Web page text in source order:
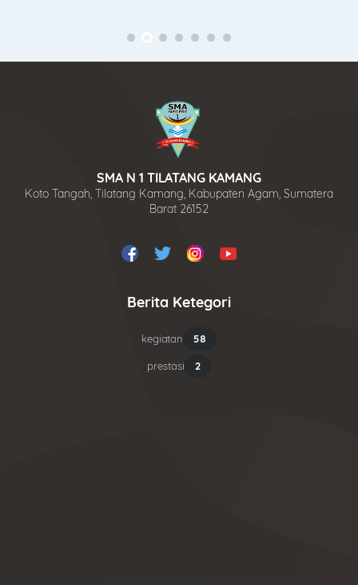
SMA N 1 TILATANG KAMANG
Koto Tangah, Tilatang Kamang, Kabupaten Agam, Sumatera
Barat 26152
Berita Ketegori
kegiatan 58
prestasi 2